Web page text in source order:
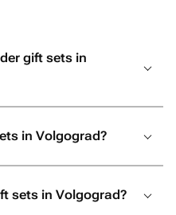
gift sets in
in Volgograd?
sets in Volgograd?